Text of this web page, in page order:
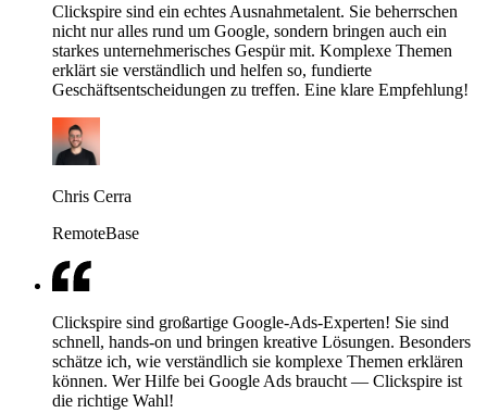
Clickspire sind ein echtes Ausnahmetalent. Sie beherrschen
nicht nur alles rund um Google, sondern bringen auch ein
starkes unternehmerisches Gespür mit. Komplexe Themen
erklärt sie verständlich und helfen so, fundierte
Geschäftsentscheidungen zu treffen. Eine klare Empfehlung!
Chris Cerra
RemoteBase
Clickspire sind großartige Google-Ads-Experten! Sie sind
schnell, hands-on und bringen kreative Lösungen. Besonders
schätze ich, wie verständlich sie komplexe Themen erklären
können. Wer Hilfe bei Google Ads braucht — Clickspire ist
die richtige Wahl!